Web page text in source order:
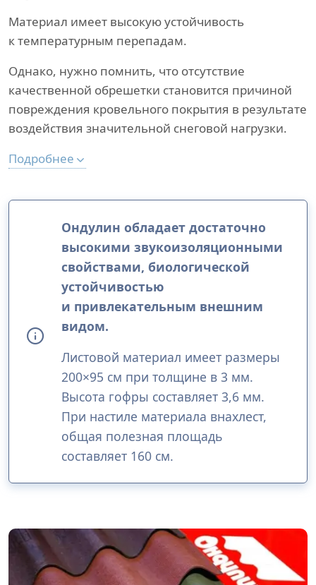
Материал имеет высокую устойчивость
к температурным перепадам.
Однако, нужно помнить, что отсутствие
качественной обрешетки становится причиной
повреждения кровельного покрытия в результате
воздействия значительной снеговой нагрузки.
Подробнее
Ондулин обладает достаточно
высокими звукоизоляционными
свойствами, биологической
устойчивостью
и привлекательным внешним
видом.
Листовой материал имеет размеры
200×95 см при толщине в 3 мм.
Высота гофры составляет 3,6 мм.
При настиле материала внахлест,
общая полезная площадь
составляет 160 см.